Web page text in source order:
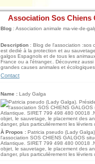
Association Sos Chiens
Blog : Association animale ma-vie-de-
Description : Blog de l'association :sos
est dedié à la protection et au
galgos Espagnols et de tous les
France ou a l'étranger.. Découvrez
grandes causes animales et
Contact
Name : Lady Galga
À Propos : Patricia pseudo (Lady
l'association SOS CHIENS GALGOS
Atlantique. SIRET 799 498 480 00018
objet, le sauvetage, le placement des
danger, plus particulièrement les lévriers